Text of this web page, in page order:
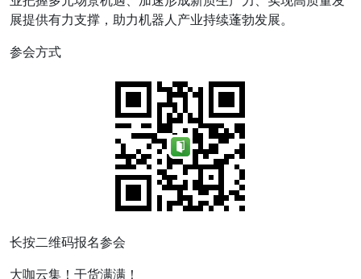
展提供有力支撑，助力机器人产业持续蓬勃发展。
参会方式
长按二维码报名参会
大咖云集！干货满满！